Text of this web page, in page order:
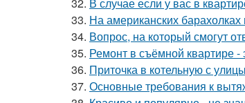
33. На американских
34. Вопрос, на который смогут
35. Ремонт в съёмной квартире -
36. Приточка в котельную с
37. Основные требования к